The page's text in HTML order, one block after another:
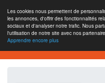
Les cookies nous permettent de
les annonces, d'offrir des fonctionnalités
sociaux et d'analyser notre trafic. Nous
l'utilisation de notre site avec nos
Apprendre encore plus
Free SEO Testing Tool